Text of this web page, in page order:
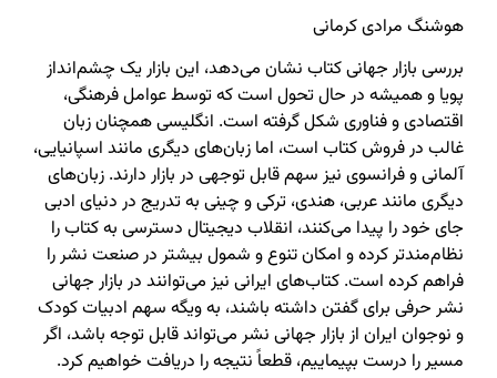
هوشنگ مرادی کرمانی
بررسی بازار جهانی کتاب نشان می‌دهد‌، این بازار یک چشم‌انداز
پویا و همیشه در حال تحول است که توسط عوامل فرهنگی،
اقتصادی و فناوری شکل گرفته است. انگلیسی همچنان زبان
غالب در فروش کتاب است، اما زبان‌های دیگری مانند اسپانیایی،
آلمانی و فرانسوی نیز سهم قابل توجهی در بازار دارند. زبان‌های
دیگری مانند عربی، هندی،‌ ترکی و چینی به تدریج در دنیای ادبی
جای خود را پیدا می‌کنند،‌ انقلاب دیجیتال دسترسی به کتاب را
نظام‌مندتر کرده و امکان تنوع و شمول بیشتر در صنعت نشر را
فراهم کرده است. کتاب‌های ایرانی نیز می‌توانند در بازار جهانی
نشر حرفی برای گفتن داشته باشند،‌ به ویگه سهم ادبیات کودک
و نوجوان ایران از بازار جهانی نشر می‌تواند قابل توجه باشد،‌ اگر
مسیر را درست بپیماییم،‌ قطعاً نتیجه را دریافت خواهیم کرد.